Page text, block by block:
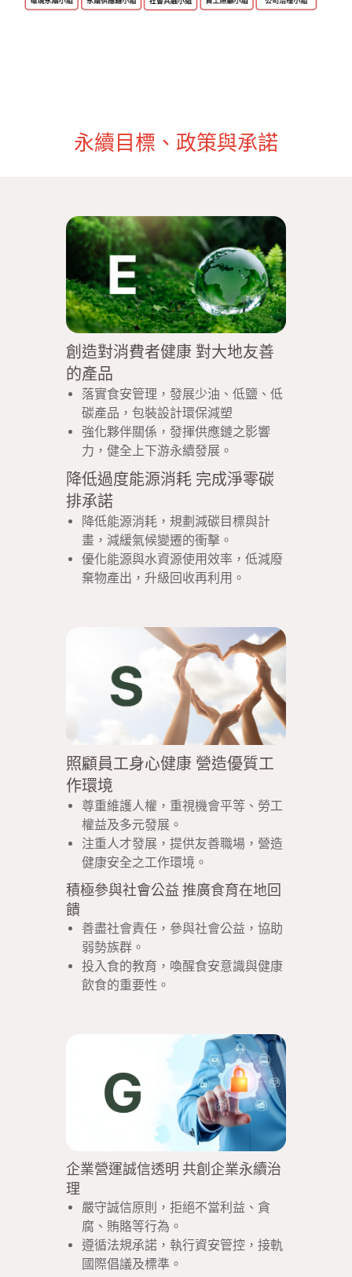
永續目標、政策與承諾
創造對消費者健康 對大地友善
的產品
落實食安管理，發展少油、低鹽、低
碳產品，包裝設計環保減塑
強化夥伴關係，發揮供應鏈之影響
力，健全上下游永續發展。
降低過度能源消耗 完成淨零碳
排承諾
降低能源消耗，規劃減碳目標與計
畫，減緩氣候變遷的衝擊。
優化能源與水資源使用效率，低減廢
棄物產出，升級回收再利用。
照顧員工身心健康 營造優質工
作環境
尊重維護人權，重視機會平等、勞工
權益及多元發展。
注重人才發展，提供友善職場，營造
健康安全之工作環境。
積極參與社會公益 推廣食育在地回
饋
善盡社會責任，參與社會公益，協助
弱勢族群。
投入食的教育，喚醒食安意識與健康
飲食的重要性。
企業營運誠信透明 共創企業永續治
理
嚴守誠信原則，拒絕不當利益、貪
腐、賄賂等行為。
遵循法規承諾，執行資安管控，接軌
國際倡議及標準。